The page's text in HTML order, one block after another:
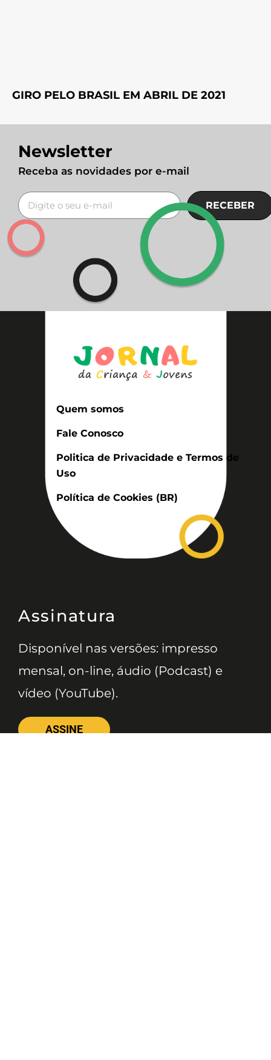
GIRO PELO BRASIL EM ABRIL DE 2021
Newsletter
Receba as novidades por e-mail
RECEBER
Quem somos
Fale Conosco
Politica de Privacidade e Termos de
Uso
Política de Cookies (BR)
Assinatura
Disponível nas versões: impresso
mensal, on-line, áudio (Podcast) e
vídeo (YouTube).
ASSINE